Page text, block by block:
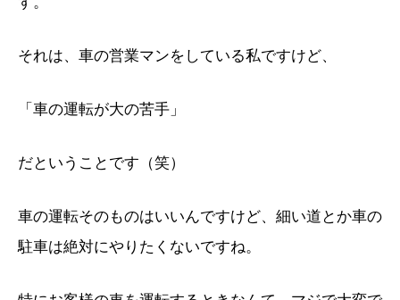
それは、車の営業マンをしている私ですけど、
「車の運転が大の苦手」
だということです（笑）
車の運転そのものはいいんですけど、細い道とか車の
駐車は絶対にやりたくないですね。